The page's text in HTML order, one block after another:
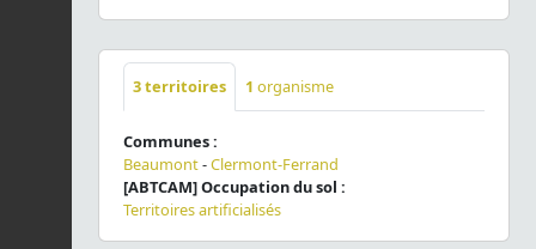
3territoires 1 organisme
Communes :
Beaumont-Clermont-Ferrand
[ABTCAM] Occupation du sol :
Territoires artificialisés